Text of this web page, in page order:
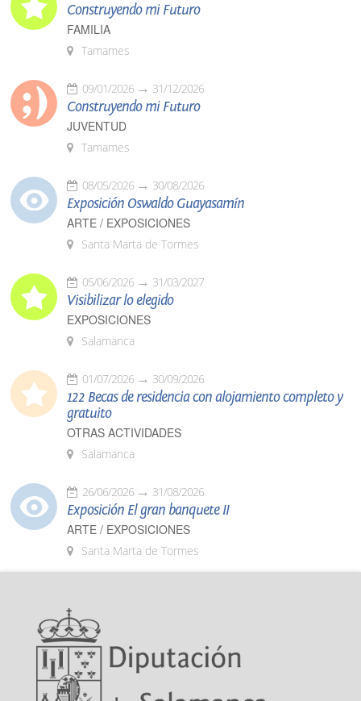
Construyendo mi Futuro
FAMILIA
Tamames
09/01/2026 31/12/2026
Construyendo mi Futuro
JUVENTUD
Tamames
08/05/2026 30/08/2026
Exposición Oswaldo Guayasamín
ARTE / EXPOSICIONES
Santa Marta de Tormes
05/06/2026 31/03/2027
Visibilizar lo elegido
EXPOSICIONES
Salamanca
01/07/2026 30/09/2026
122 Becas de residencia con alojamiento completo y
gratuito
OTRAS ACTIVIDADES
Salamanca
26/06/2026 31/08/2026
Exposición El gran banquete II
ARTE / EXPOSICIONES
Santa Marta de Tormes